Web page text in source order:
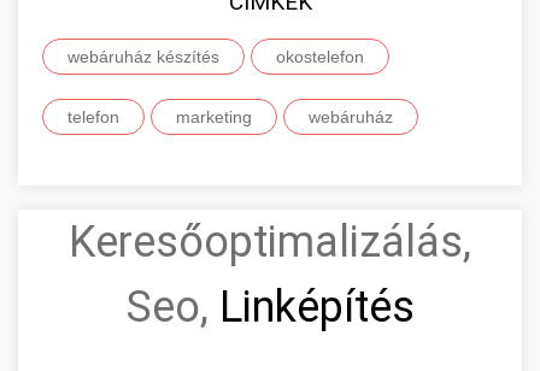
webáruház készítés okostelefon
telefon marketing webáruház
Keresőoptimalizálás,
Seo, Linképítés